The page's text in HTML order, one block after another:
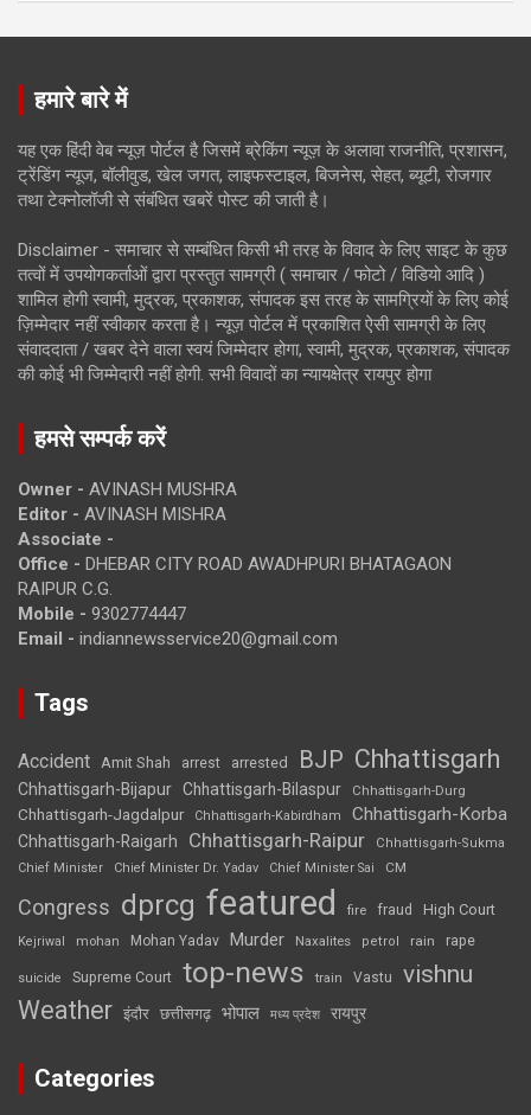
हमारे बारे में
यह एक हिंदी वेब न्यूज़ पोर्टल है जिसमें ब्रेकिंग न्यूज़ के अलावा राजनीति, प्रशासन,
ट्रेंडिंग न्यूज, बॉलीवुड, खेल जगत, लाइफस्टाइल, बिजनेस, सेहत, ब्यूटी, रोजगार
तथा टेक्नोलॉजी से संबंधित खबरें पोस्ट की जाती है।
Disclaimer - समाचार से सम्बंधित किसी भी तरह के विवाद के लिए साइट के कुछ
तत्वों में उपयोगकर्ताओं द्वारा प्रस्तुत सामग्री ( समाचार / फोटो / विडियो आदि )
शामिल होगी स्वामी, मुद्रक, प्रकाशक, संपादक इस तरह के सामग्रियों के लिए कोई
ज़िम्मेदार नहीं स्वीकार करता है। न्यूज़ पोर्टल में प्रकाशित ऐसी सामग्री के लिए
संवाददाता / खबर देने वाला स्वयं जिम्मेदार होगा, स्वामी, मुद्रक, प्रकाशक, संपादक
की कोई भी जिम्मेदारी नहीं होगी. सभी विवादों का न्यायक्षेत्र रायपुर होगा
हमसे सम्पर्क करें
Owner - AVINASH MUSHRA
Editor - AVINASH MISHRA
Associate -
Office - DHEBAR CITY ROAD AWADHPURI BHATAGAON
RAIPUR C.G.
Mobile - 9302774447
Email - indiannewsservice20@gmail.com
Tags
Accident Amit Shah arrest arrested BJP Chhattisgarh
Chhattisgarh-Bijapur Chhattisgarh-Bilaspur Chhattisgarh-Durg
Chhattisgarh-Jagdalpur Chhattisgarh-Kabirdham Chhattisgarh-Korba
Chhattisgarh-Raigarh Chhattisgarh-Raipur
Chhattisgarh-Sukma
Chief Minister
Chief Minister Dr. Yadav Chief Minister Sai CM
Congress dprcg featured fire fraud High Court
Kejriwal mohan Mohan Yadav Murder Naxalites petrol rain rape
suicide Supreme Court top-news train Vastu vishnu
Weather इंदौर छत्तीसगढ़ भोपाल मध्य प्रदेश रायपुर
Categories